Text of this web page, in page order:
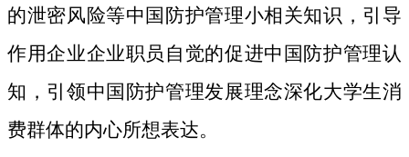
的泄密风险等中国防护管理小相关知识，引导
作用企业企业职员自觉的促进中国防护管理认
知，引领中国防护管理发展理念深化大学生消
费群体的内心所想表达。